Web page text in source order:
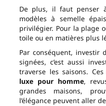
De plus, il faut penser
modèles à semelle
privilégier. Pour la plage
toile ou en matières plus
Par conséquent, investir
signées, c’est aussi
traverse les saisons.
luxe pour homme,
grandes maisons,
l’élégance peuvent aller